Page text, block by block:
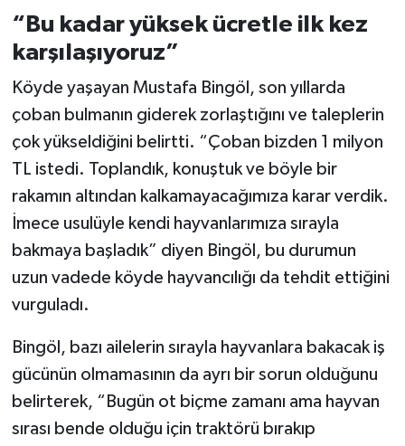
“Bu kadar yüksek ücretle ilk kez
karşılaşıyoruz”
Köyde yaşayan Mustafa Bingöl, son yıllarda
çoban bulmanın giderek zorlaştığını ve taleplerin
çok yükseldiğini belirtti. “Çoban bizden 1 milyon
TL istedi. Toplandık, konuştuk ve böyle bir
rakamın altından kalkamayacağımıza karar verdik.
İmece usulüyle kendi hayvanlarımıza sırayla
bakmaya başladık” diyen Bingöl, bu durumun
uzun vadede köyde hayvancılığı da tehdit ettiğini
vurguladı.
Bingöl, bazı ailelerin sırayla hayvanlara bakacak iş
gücünün olmamasının da ayrı bir sorun olduğunu
belirterek, “Bugün ot biçme zamanı ama hayvan
sırası bende olduğu için traktörü bırakıp